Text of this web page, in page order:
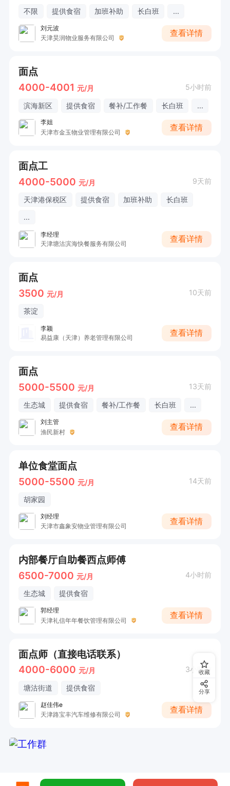
不限 提供食宿 加班补助 长白班 ...
刘元波
天津昊润物业服务有限公司
查看详情
面点
4000-4001 元/月 5小时前
滨海新区 提供食宿 餐补/工作餐 长白班 ...
李姐
天津市金玉物业管理有限公司
查看详情
面点工
4000-5000 元/月 9天前
天津港保税区 提供食宿 加班补助
长白班
...
李经理
天津塘沽滨海快餐服务有限公司
查看详情
面点
3500 元/月 10天前
茶淀
李颖
易益康（天津）养老管理有限公司
查看详情
面点
5000-5500 元/月 13天前
生态城 提供食宿 餐补/工作餐 长白班 ...
刘主管
渔民新村
查看详情
单位食堂面点
5000-5500 元/月 14天前
胡家园
刘经理
天津市鑫象安物业管理有限公司
查看详情
内部餐厅自助餐西点师傅
6500-7000 元/月 4小时前
生态城 提供食宿
郭经理
天津礼信年年餐饮管理有限公司
查看详情
面点师（直接电话联系）
4000-6000 元/月 3小时前
塘沽街道 提供食宿
赵佳伟e
天津路宝丰汽车维修有限公司
查看详情
收藏
分享